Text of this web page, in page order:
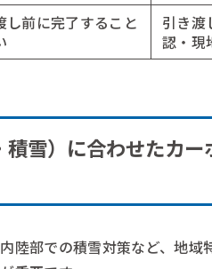
し前に完了すること
引き渡
認・現
雪）に合わせたカー
陸部での積雪対策など、地域